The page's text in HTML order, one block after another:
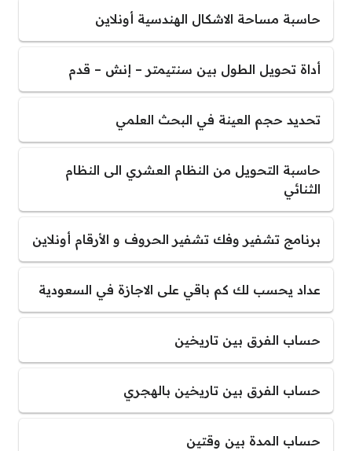
حاسبة مساحة الاشكال الهندسية أونلاين
أداة تحويل الطول بين سنتيمتر – إنش – قدم
تحديد حجم العينة في البحث العلمي
حاسبة التحويل من النظام العشري الى النظام
الثنائي
برنامج تشفير وفك تشفير الحروف و الأرقام أونلاين
عداد يحسب لك كم باقي على الاجازة في السعودية
حساب الفرق بين تاريخين
حساب الفرق بين تاريخين بالهجري
حساب المدة بين وقتين